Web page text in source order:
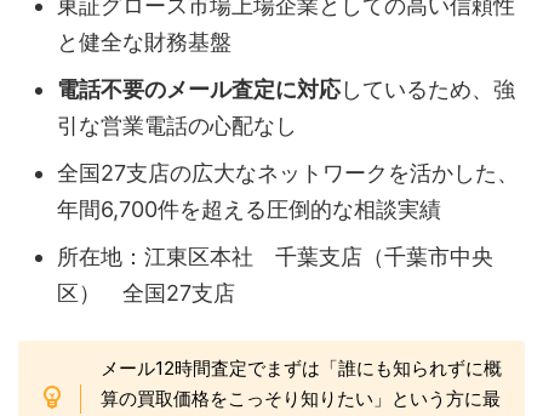
東証グロース市場上場企業としての高い信頼性
と健全な財務基盤
電話不要のメール査定に対応しているため、強
引な営業電話の心配なし
全国27支店の広大なネットワークを活かした、
年間6,700件を超える圧倒的な相談実績
所在地：江東区本社 千葉支店（千葉市中央
区） 全国27支店
メール12時間査定でまずは「誰にも知られずに概
算の買取価格をこっそり知りたい」という方に最